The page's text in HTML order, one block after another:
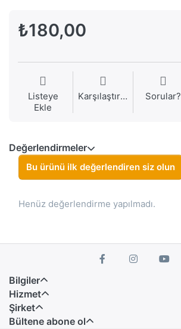
₺180,00
Listeye
Ekle
Karşılaştırma Sorular?
Değerlendirmeler
Bu ürünü ilk değerlendiren siz olun
Henüz değerlendirme yapılmadı.
Bilgiler
Hizmet
Şirket
Bültene abone ol